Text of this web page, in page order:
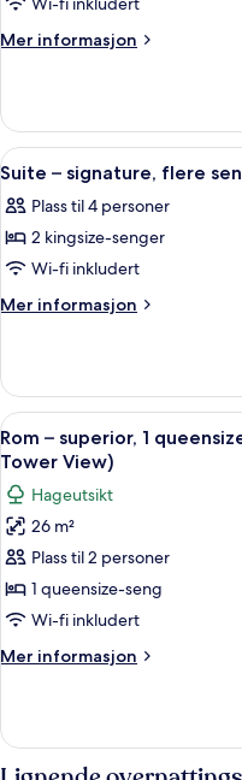
–
dobbeltseng
Mer informasjon
Mer
–
signature,
1
dobbeltseng
Åpne
alle
bildene
av
Suite
–
senger
(Master)
9
Suite – signature, flere
Plass til 4 personer
2 kingsize-senger
Wi-fi inkludert
Mer informasjon
Mer
–
signature,
flere
senger
Åpne
alle
bildene
av
Rom
–
superior,
1
queensize-
seng,
(High
Floor,
4
Rom – superior, 1
Tower View)
Hageutsikt
26 m²
Plass til 2 personer
1 queensize-seng
Wi-fi inkludert
Mer informasjon
Mer
–